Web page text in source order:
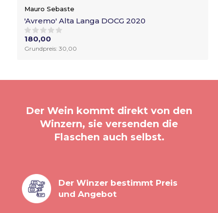
Mauro Sebaste
'Avremo' Alta Langa DOCG 2020
180,00
Grundpreis: 30,00
Der Wein kommt direkt von den
Winzern, sie versenden die
Flaschen auch selbst.
Der Winzer bestimmt Preis
und Angebot